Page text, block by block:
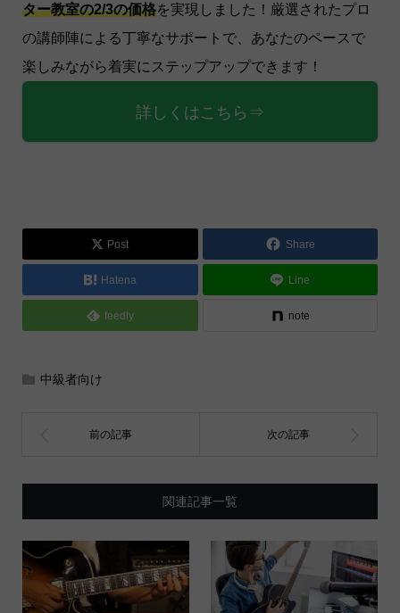
ター教室の2/3の価格を実現しました！厳選されたプロ
の講師陣による丁寧なサポートで、あなたのペースで
楽しみながら着実にステップアップできます！
詳しくはこちら⇒
Post Share
Hatena Line
feedly note
中級者向け
関連記事一覧